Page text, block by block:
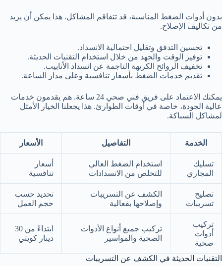
بدون أدوات الضغط المناسبة، قد تتفاقم المشاكل. هذا يمكن أن يزيد
من تكاليف الإصلاح.
تحسين التدفق وتقليل احتمالية الانسداد.
توفير الوقت والجهد من خلال استخدام التقنيات الحديثة.
تخفيف الروائح الكريهة الناجمة عن انسداد الأنابيب.
تقديم خدمات الضغط بأسعار تنافسية وعلى مدار الساعة.
يمكنك الاعتماد على فريق فني صحي 24 ساعة. هم يقدمون خدمات
عالية الجودة، خاصة في أوقات الطوارئ. هذا يجعلنا الخيار الأمثل
لمشاكل السباكة.
الخدمة التفاصيل الأسعار
تسليك
المجاري
استخدام الضغط العالي
للتخلص من الانسدادات
أسعار
تنافسية
تصليح
تسريبات
الكشف عن التسريبات
وإصلاحها بفعالية
تحديد حسب
حجم العمل
تركيب
أدوات
صحية
تركيب جميع أنواع الأدوات
الصحية والمواسير
ابتداءً من 30
دينار كويتي
التقنيات الحديثة في الكشف عن التسريبات